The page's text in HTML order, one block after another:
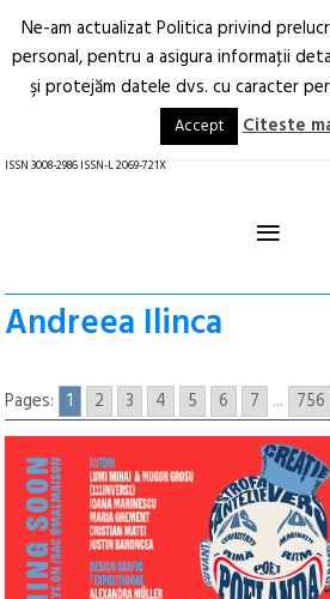
Arhitectură.
Oraș.
ISSN 3008-2986 ISSN-L 2069-721X
≡
Andreea Ilinca
Pages: 1 2 3 4 5 6 7 ... 756
Ne-am actualizat Politica privind
personal, pentru a asigura informaţii
şi protejăm datele dvs. cu caracter
Accept Citeste